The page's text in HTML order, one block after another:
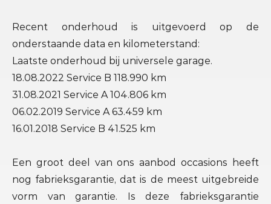
Recent onderhoud is uitgevoerd op de
onderstaande data en kilometerstand:
Laatste onderhoud bij universele garage.
18.08.2022 Service B 118.990 km
31.08.2021 Service A 104.806 km
06.02.2019 Service A 63.459 km
16.01.2018 Service B 41.525 km
Een groot deel van ons aanbod occasions heeft
nog fabrieksgarantie, dat is de meest uitgebreide
vorm van garantie. Is deze fabrieksgarantie